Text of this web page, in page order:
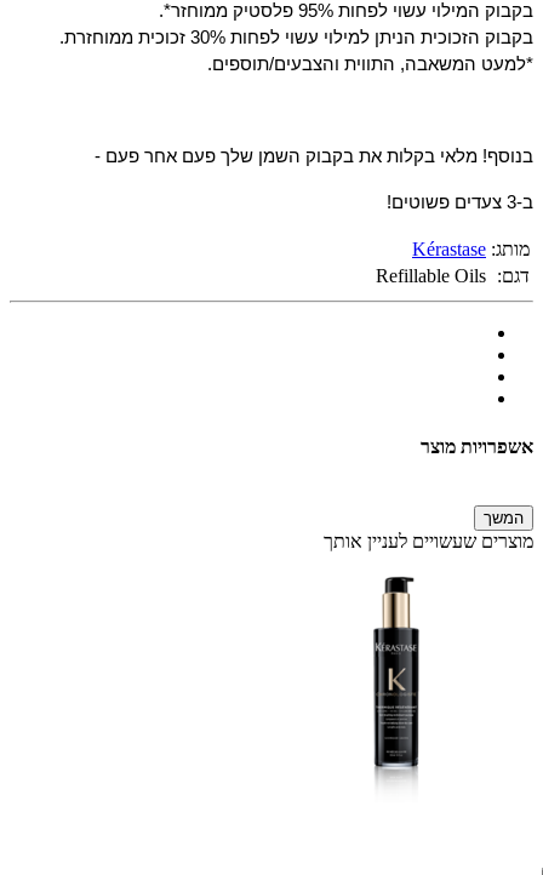
בקבוק המילוי עשוי לפחות 95% פלסטיק ממוחזר*.
בקבוק הזכוכית הניתן למילוי עשוי לפחות 30% זכוכית ממוחזרת.
*למעט המשאבה, התווית והצבעים/תוספים.
בנוסף! מלאי בקלות את בקבוק השמן שלך פעם אחר פעם -
ב-3 צעדים פשוטים!
מותג: Kérastase
דגם: Refillable Oils
אשפרויות מוצר
המשך
מוצרים שעשויים לעניין אותך